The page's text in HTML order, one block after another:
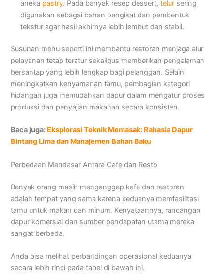
aneka pastry. Pada banyak resep dessert,telur sering
digunakan sebagai bahan pengikat dan pembentuk
tekstur agar hasil akhirnya lebih lembut dan stabil.
Susunan menu seperti ini membantu restoran menjaga alur
pelayanan tetap teratur sekaligus memberikan pengalaman
bersantap yang lebih lengkap bagi pelanggan. Selain
meningkatkan kenyamanan tamu, pembagian kategori
hidangan juga memudahkan dapur dalam mengatur proses
produksi dan penyajian makanan secara konsisten.
Baca juga: Eksplorasi Teknik Memasak: Rahasia Dapur
Bintang Lima dan Manajemen Bahan Baku
Perbedaan Mendasar Antara Cafe dan Resto
Banyak orang masih menganggap kafe dan restoran
adalah tempat yang sama karena keduanya memfasilitasi
tamu untuk makan dan minum. Kenyataannya, rancangan
dapur komersial dan sumber pendapatan utama mereka
sangat berbeda.
Anda bisa melihat perbandingan operasional keduanya
secara lebih rinci pada tabel di bawah ini.